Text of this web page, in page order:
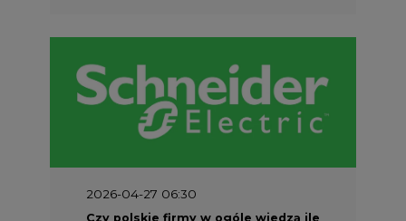
2026-04-27 06:30
Czy polskie firmy w ogóle wiedzą ile